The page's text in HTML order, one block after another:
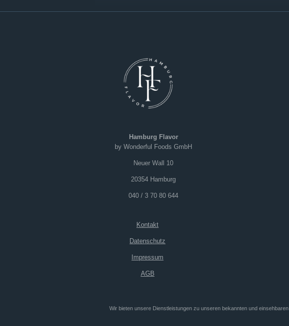
Hamburg Flavor
by Wonderful Foods GmbH
Neuer Wall 10
20354 Hamburg
040 / 3 70 80 644
Kontakt
Datenschutz
Impressum
AGB
Wir bieten unsere Dienstleistungen zu unseren bekannten und einsehbaren